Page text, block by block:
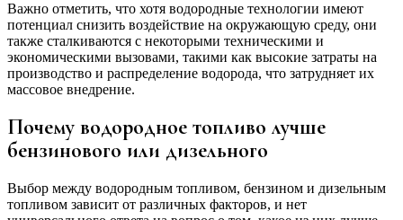
Важно отметить, что хотя водородные технологии имеют
потенциал снизить воздействие на окружающую среду, они
также сталкиваются с некоторыми техническими и
экономическими вызовами, такими как высокие затраты на
производство и распределение водорода, что затрудняет их
массовое внедрение.
Почему водородное топливо лучше
бензинового или дизельного
Выбор между водородным топливом, бензином и дизельным
топливом зависит от различных факторов, и нет